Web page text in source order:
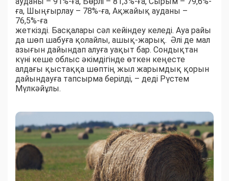
ға, Шыңғырлау – 78%-ға, Ақжайық ауданы –
76,5%-ға
жеткізді. Басқалары сәл кейіндеу келеді. Ауа райы
да шөп шабуға қолайлы, ашық-жарық. Әлі де мал
азығын дайындап алуға уақыт бар. Сондықтан
күні кеше облыс әкімдігінде өткен кеңесте
алдағы қыстаққа шөптің жыл жарымдық қорын
дайындауға тапсырма берілді, – деді Рүстем
Мүлкәйұлы.